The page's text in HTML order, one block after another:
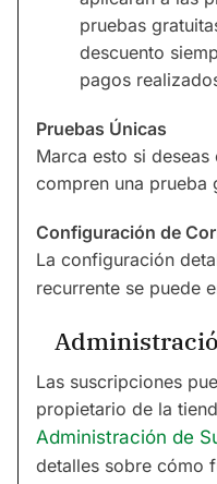
pruebas
descuento
pagos
Pruebas Únicas
Marca esto si
compren una prueba
Configuración de
La configuración
recurrente se puede
Las suscripciones
propietario de la
Administración de
detalles sobre cómo